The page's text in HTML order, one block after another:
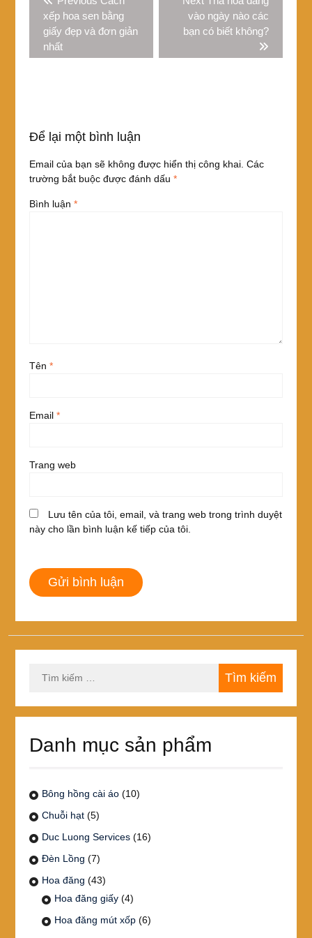
o
k
hướng
bài
viết
post:
xếp hoa sen bằng
giấy đẹp và đơn giản
nhất
post:
vào ngày nào các
bạn có biết không?
Để lại một bình luận
Email của bạn sẽ không được hiển thị công khai. Các
trường bắt buộc được đánh dấu *
Bình luận *
Tên *
Email *
Trang web
Lưu tên của tôi, email, và trang web trong trình duyệt
này cho lần bình luận kế tiếp của tôi.
kiếm
Danh mục sản phẩm
Bông hồng cài áo (10)
Chuỗi hạt (5)
Duc Luong Services (16)
Đèn Lồng (7)
Hoa đăng (43)
Hoa đăng giấy (4)
Hoa đăng mút xốp (6)